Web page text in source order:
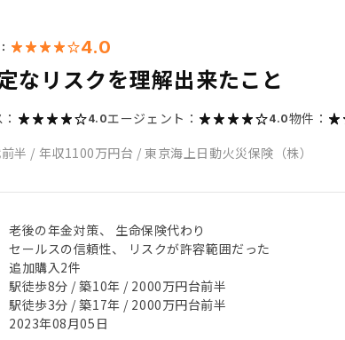
4.0
なリスクを理解出来たこと
4.0エージェント： 4.0物件：
半 / 年収1100万円台 /東京海上日動火災保険（株）
老後の年金対策、 生命保険代わり
セールスの信頼性、 リスクが許容範囲だった
追加購入2件
駅徒歩8分 / 築10年 / 2000万円台前半
駅徒歩3分 / 築17年 / 2000万円台前半
2023年08月05日